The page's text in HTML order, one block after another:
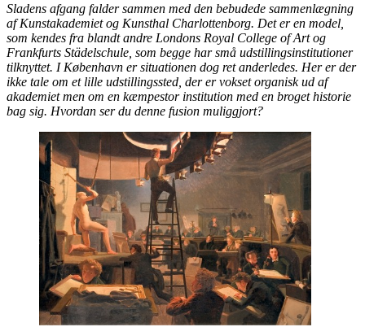
Sladens afgang falder sammen med den bebudede sammenlægning
af Kunstakademiet og Kunsthal Charlottenborg. Det er en model,
som kendes fra blandt andre Londons Royal College of Art og
Frankfurts Städelschule, som begge har små udstillingsinstitutioner
tilknyttet. I København er situationen dog ret anderledes. Her er der
ikke tale om et lille udstillingssted, der er vokset organisk ud af
akademiet men om en kæmpestor institution med en broget historie
bag sig. Hvordan ser du denne fusion muliggjort?